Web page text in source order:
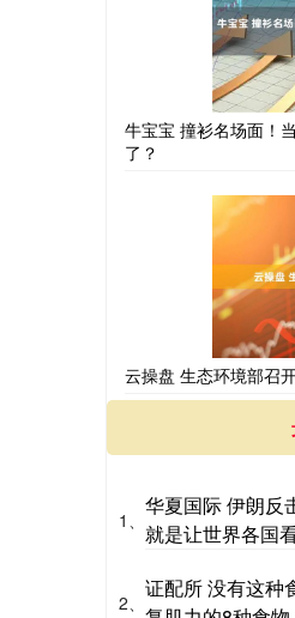
牛宝宝 撞衫名场面！
了？
云操盘 生态环境部召
1、
华夏国际 伊朗反
就是让世界各国
2、
证配所 没有这种